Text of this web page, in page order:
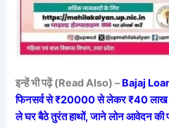
इन्हें भी पढ़ें (Read Also) –Bajaj
फिनसर्व से ₹20000 से लेकर ₹40
ले घर बैठे तुरंत हाथों, जाने लोन आवेदन की